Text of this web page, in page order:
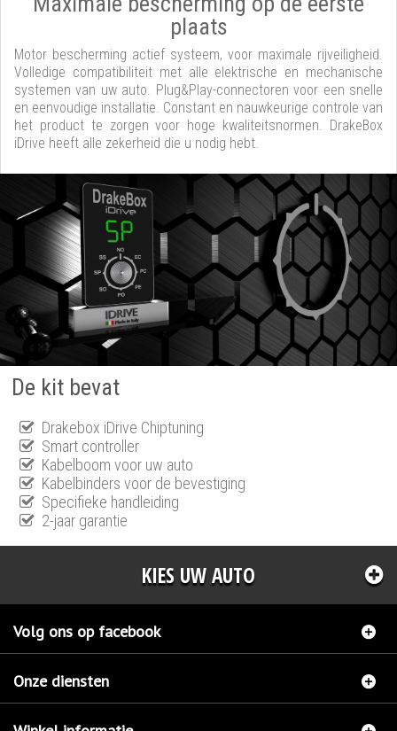
plaats
Motor bescherming actief systeem, voor maximale rijveiligheid.
Volledige compatibiliteit met alle elektrische en mechanische
systemen van uw auto. Plug&Play-connectoren voor een snelle
en eenvoudige installatie. Constant en nauwkeurige controle van
het product te zorgen voor hoge kwaliteitsnormen. DrakeBox
iDrive heeft alle zekerheid die u nodig hebt.
De kit bevat
Drakebox iDrive Chiptuning
Smart controller
Kabelboom voor uw auto
Kabelbinders voor de bevestiging
Specifieke handleiding
2-jaar garantie
KIES UW AUTO
Volg ons op facebook
Onze diensten